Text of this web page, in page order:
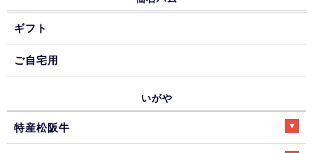
ギフト
ご自宅用
いがや
特産松阪牛